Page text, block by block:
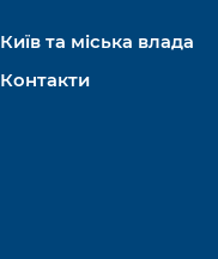
Київ та міська влада
Контакти